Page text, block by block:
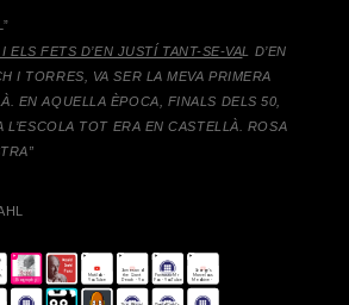
ELS FETS D’EN JUSTÍ TANT-SE-VAL D’EN
I TORRES,
VA SER LA MEVA PRIMERA
EN AQUELLA ÈPOCA, FINALS DELS 50,
L’ESCOLA TOT ERA EN CASTELLÀ. ROSA